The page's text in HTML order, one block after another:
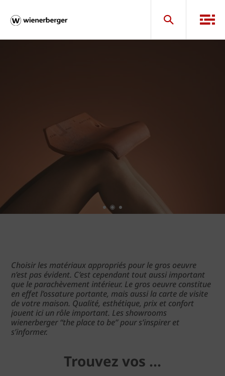
Choisir les matériaux appropriés pour le gros oeuvre
n’est pas évident. C’est cependant tout aussi important
que le parachèvement intérieur. Le gros oeuvre constitue
en effet l’ossature portante, mais aussi la carte de visite
de votre maison. Qualité, esthétique, prix et confort
jouent ici un rôle important. Les showrooms
wienerberger “the place to be” pour s’inspirer et
s’informer.
Trouvez vos ...